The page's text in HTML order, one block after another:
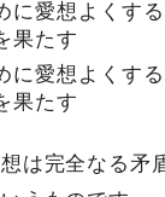
に愛想よくす
果たす
に愛想よくす
果たす
は完全なる矛